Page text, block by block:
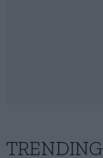
TRENDING